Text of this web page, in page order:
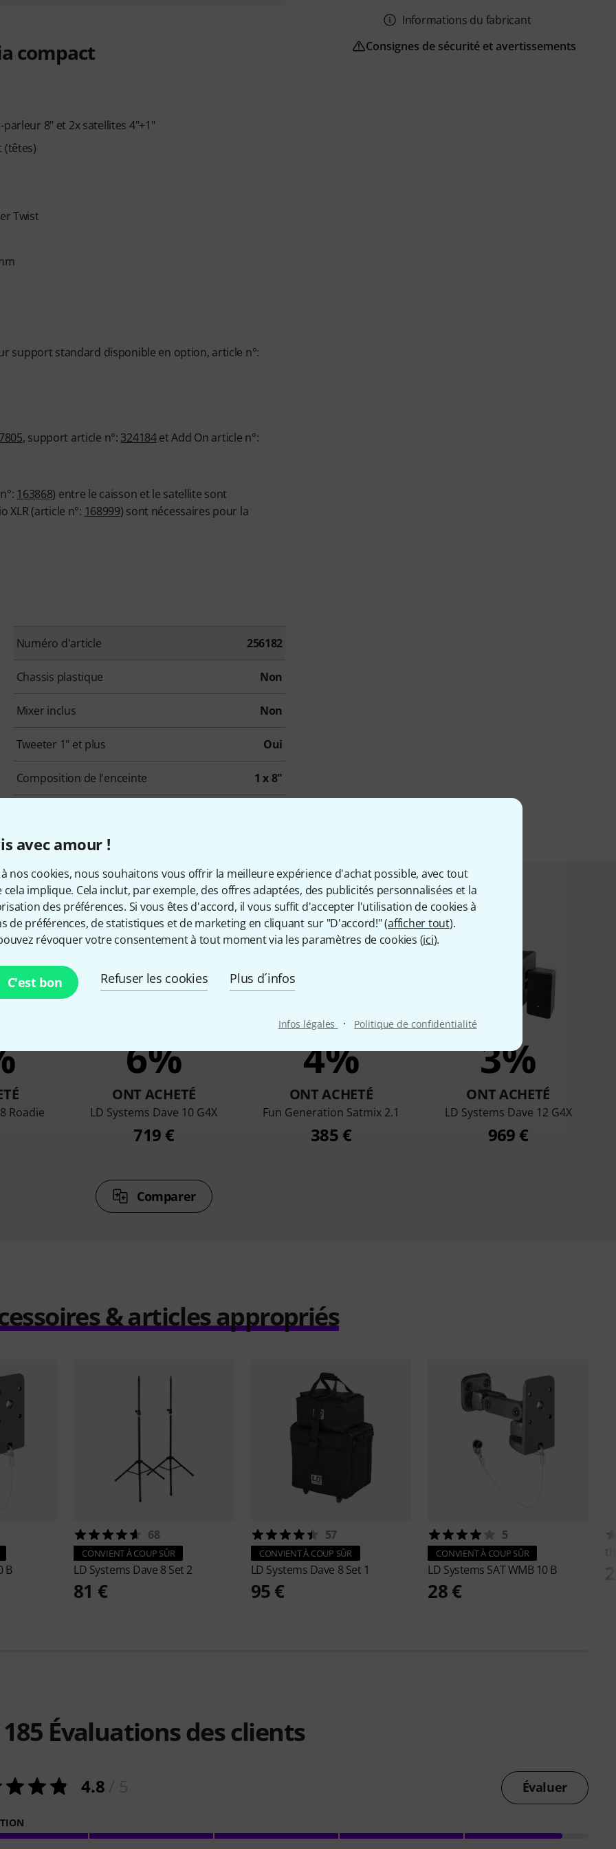
avec amour !
à nos cookies, nous souhaitons vous offrir la meilleure expérience d'achat possible, avec tout
cela implique. Cela inclut, par exemple, des offres adaptées, des publicités personnalisées et la
des préférences. Si vous êtes d'accord, il vous suffit d'accepter l'utilisation de cookies à
de préférences, de statistiques et de marketing en cliquant sur "D'accord!" (afficher tout).
révoquer votre consentement à tout moment via les paramètres de cookies (ici).
C'est bon Refuser les cookies Plus d´infos
Infos légales · Politique de confidentialité
compact
8" et 2x satellites 4"+1"
(têtes)
Twist
support standard disponible en option, article n°:
, support article n°: 324184et Add On article n°:
163868) entre le caisson et le satellite sont
XLR (article n°: 168999) sont nécessaires pour la
Numéro d'article 256182
Chassis plastique Non
Mixer inclus Non
Tweeter 1" et plus Oui
Composition de l'enceinte 1 x 8"
Informations du fabricant
Consignes de sécurité et avertissements
ont regardé ce produit ont acheté ceci
Roadie
6%
ONT ACHETÉ
LD Systems Dave 10 G4X
719 €
4%
ONT ACHETÉ
Fun Generation Satmix 2.1
385 €
3%
ONT ACHETÉ
LD Systems Dave 12 G4X
969 €
Comparer
& articles appropriés
B
68
CONVIENT À COUP SÛR
LD Systems Dave 8 Set 2
81 €
57
CONVIENT À COUP SÛR
LD Systems Dave 8 Set 1
95 €
5
CONVIENT À COUP SÛR
LD Systems SAT WMB 10 B
28 €
185 Évaluations des clients
4.8 Évaluer